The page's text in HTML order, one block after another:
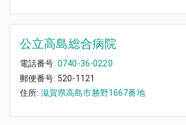
公立高島総合病院
電話番号: 0740-36-0220
郵便番号: 520-1121
住所: 滋賀県高島市勝野1667番地